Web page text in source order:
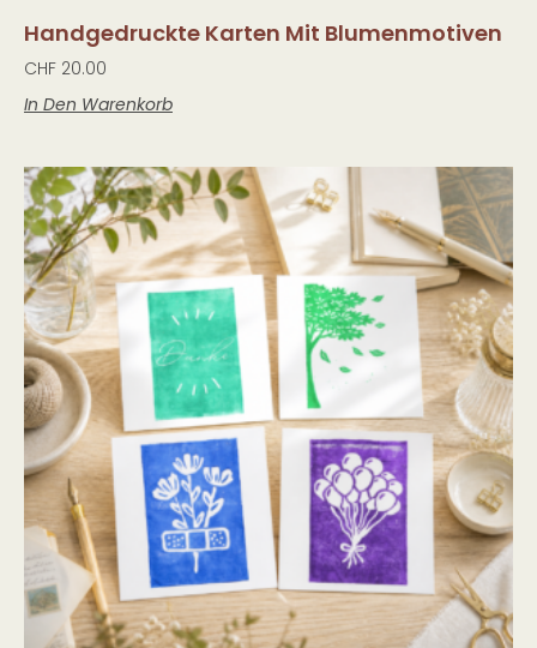
Handgedruckte Karten Mit Blumenmotiven
CHF 20.00
In Den Warenkorb